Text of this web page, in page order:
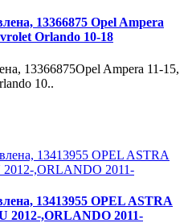
13366875 Opel Ampera
Orlando 10-18
13366875Opel Ampera 11-15,
10..
13413955 OPEL ASTRA
2012-,ORLANDO 2011-